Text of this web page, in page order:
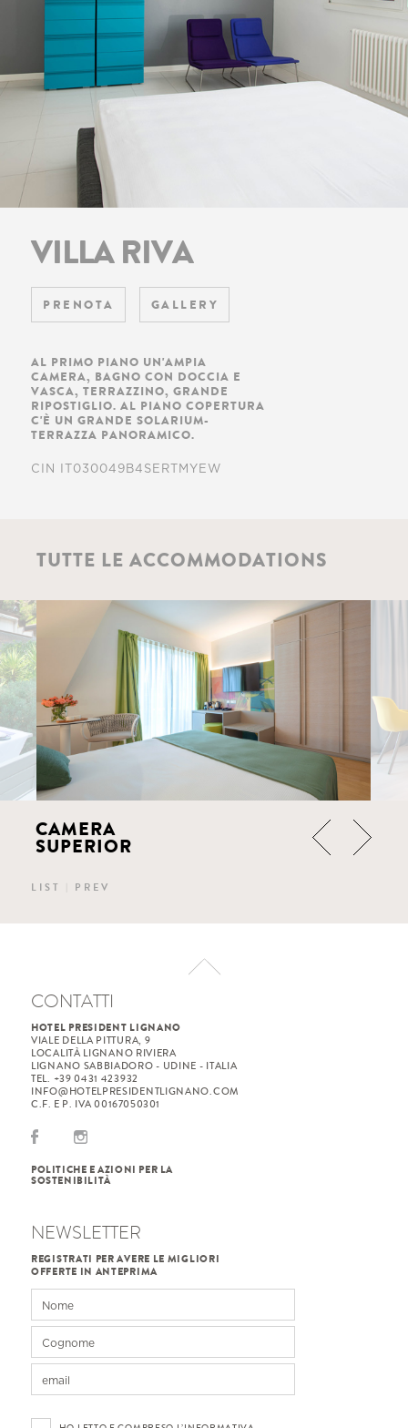
VILLA RIVA
PRENOTA GALLERY
AL PRIMO PIANO UN'AMPIA
CAMERA, BAGNO CON DOCCIA E
VASCA, TERRAZZINO, GRANDE
RIPOSTIGLIO. AL PIANO COPERTURA
C'È UN GRANDE SOLARIUM-
TERRAZZA PANORAMICO.
CIN IT030049B4SERTMYEW
TUTTE LE ACCOMMODATIONS
CAMERA
SUPERIOR
PREV
LIST
CONTATTI
HOTEL PRESIDENT LIGNANO
VIALE DELLA PITTURA, 9
LOCALITÀ LIGNANO RIVIERA
LIGNANO SABBIADORO - UDINE - ITALIA
TEL. +39 0431 423932
INFO@HOTELPRESIDENTLIGNANO.COM
C.F. E P. IVA 00167050301
POLITICHE E AZIONI PER LA
SOSTENIBILITÀ
NEWSLETTER
REGISTRATI PER AVERE LE MIGLIORI
OFFERTE IN ANTEPRIMA